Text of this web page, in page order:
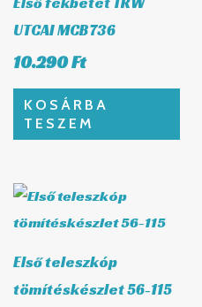
UTCAI MCB736
10.290Ft
KOSÁRBA
TESZEM
Első teleszkóp
tömítéskészlet 56-115